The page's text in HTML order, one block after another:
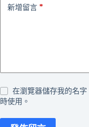
新增留言 *
在瀏覽器儲存我的名
時使用。